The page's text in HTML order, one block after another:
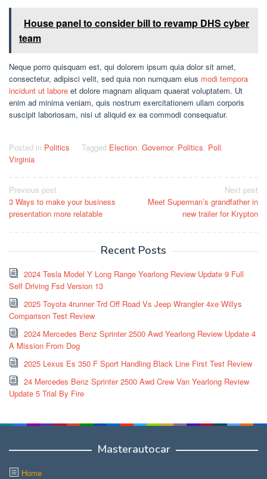
House panel to consider bill to revamp DHS cyber
team
Neque porro quisquam est, qui dolorem ipsum quia dolor sit amet,
consectetur, adipisci velit, sed quia non numquam eius modi tempora
incidunt ut labore et dolore magnam aliquam quaerat voluptatem. Ut
enim ad minima veniam, quis nostrum exercitationem ullam corporis
suscipit laboriosam, nisi ut aliquid ex ea commodi consequatur.
Posted in Politics Tagged Election Governor, Politics Poll
Virginia
Post
navigation
Previous post
3 Ways to make your business
presentation more relatable
Next post
Meet Superman’s grandfather in
new trailer for Krypton
Recent Posts
2024 Tesla Model Y Long Range Yearlong Review Update 9 Full
Self Driving Fsd Version 13
2025 Toyota 4runner Trd Off Road Vs Jeep Wrangler 4xe Willys
Comparison Test Review
2024 Mercedes Benz Sprinter 2500 Awd Yearlong Review Update 4
A Mission From Dog
2025 Lexus Es 350 F Sport Handling Black Line First Test Review
24 Mercedes Benz Sprinter 2500 Awd Crew Van Yearlong Review
Update 5 Trial By Fire
Masterautocar
Home